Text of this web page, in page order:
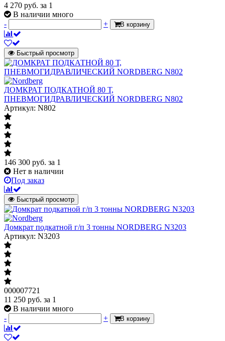
4 270 руб. за 1
В наличии много
-
+ В корзину
Быстрый просмотр
ДОМКРАТ ПОДКАТНОЙ 80 Т,
ПНЕВМОГИДРАВЛИЧЕСКИЙ NORDBERG N802
Артикул: N802
146 300 руб. за 1
Нет в наличии
Под заказ
Быстрый просмотр
Домкрат подкатной г/п 3 тонны NORDBERG N3203
Артикул: N3203
000007721
11 250 руб. за 1
В наличии много
-
+ В корзину